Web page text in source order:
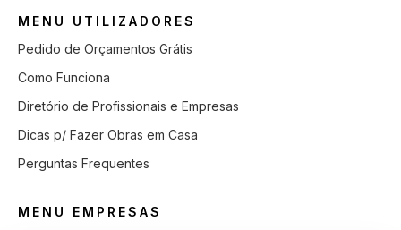
MENU UTILIZADORES
Pedido de Orçamentos Grátis
Como Funciona
Diretório de Profissionais e Empresas
Dicas p/ Fazer Obras em Casa
Perguntas Frequentes
MENU EMPRESAS